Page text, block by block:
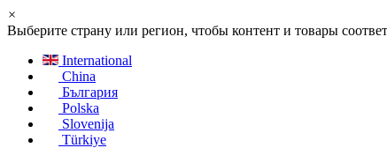
×
Выберите страну или регион, чтобы контент и товары
International
China
България
Polska
Slovenija
Türkiye